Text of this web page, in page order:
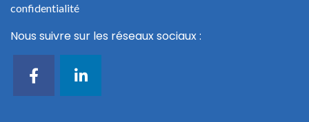
confidentialité
Nous suivre sur les réseaux sociaux :